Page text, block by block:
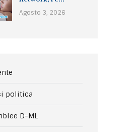
Agosto 3, 2026
politica
D-ML